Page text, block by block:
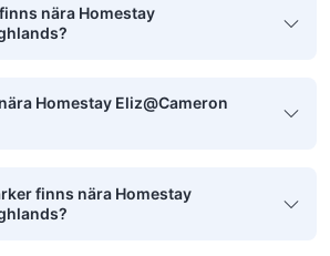
nära Homestay
Homestay Eliz@Cameron
finns nära Homestay